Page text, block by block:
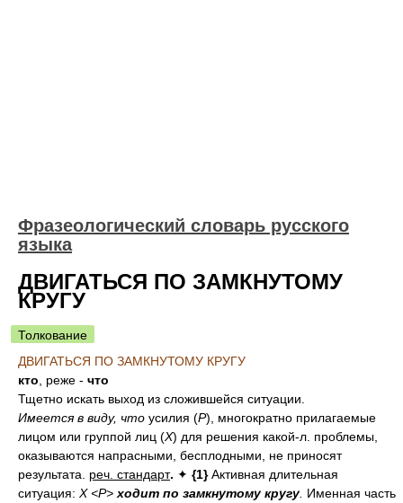
Фразеологический словарь русского
языка
ДВИГАТЬСЯ ПО ЗАМКНУТОМУ
КРУГУ
Толкование
ДВИГАТЬСЯ ПО ЗАМКНУТОМУ КРУГУ
кто , реже - что
Тщетно искать выход из сложившейся ситуации.
Имеется в виду, что усилия (Р), многократно прилагаемые
лицом или группой лиц (Х) для решения какой-л. проблемы,
оказываются напрасными, бесплодными, не приносят
результата. реч. стандарт. ✦ {1}Активная длительная
ситуация: Х <Р> ходит по замкнутому кругу. Именная часть